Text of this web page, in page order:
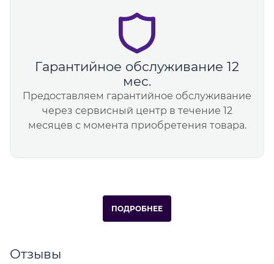
Гарантийное обслуживание 12
мес.
Предоставляем гарантийное обслуживание
через сервисный центр в течение 12
месяцев с момента приобретения товара.
ПОДРОБНЕЕ
Отзывы